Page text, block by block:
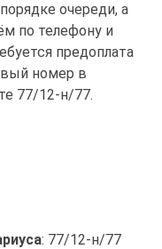
очереди, а
по телефону и
предоплата
номер в
77/12-н/77.
: 77/12-н/77